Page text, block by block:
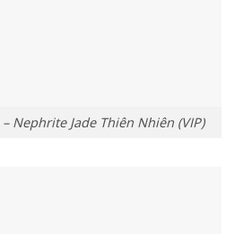
– Nephrite Jade Thiên Nhiên (VIP)